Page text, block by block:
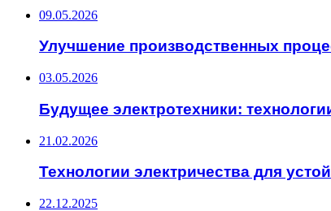
09.05.2026
Улучшение производственных
03.05.2026
Будущее электротехники:
21.02.2026
Технологии электричества для
22.12.2025